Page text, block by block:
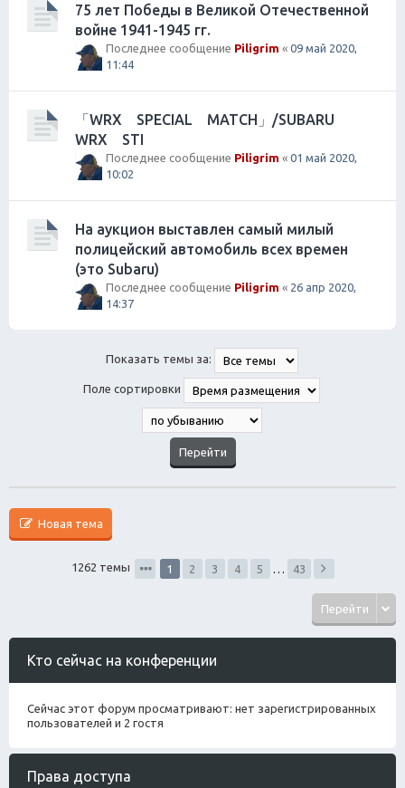
75 лет Победы в Великой Отечественной
войне 1941-1945 гг.
Последнее сообщение Piligrim « 09 май 2020,
11:44
「WRX SPECIAL MATCH」/SUBARU
WRX STI
Последнее сообщение Piligrim « 01 май 2020,
10:02
На аукцион выставлен самый милый
полицейский автомобиль всех времен
(это Subaru)
Последнее сообщение Piligrim « 26 апр 2020,
14:37
Показать темы за:
Поле сортировки
Новая тема
1262 темы 1 2 3 4 5 43
Перейти
Кто сейчас на конференции
Сейчас этот форум просматривают: нет зарегистрированных
пользователей и 2 гостя
Права доступа